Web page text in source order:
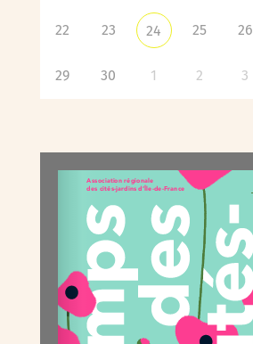
22 23 24 25 26
29 30 1 2 3